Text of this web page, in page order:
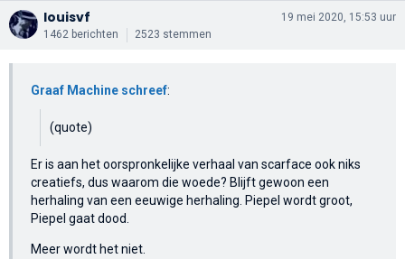
louisvf
1462 berichten 2523 stemmen
19 mei 2020, 15:53 uur
Graaf Machine schreef:
(quote)
Er is aan het oorspronkelijke verhaal van scarface ook niks
creatiefs, dus waarom die woede? Blijft gewoon een
herhaling van een eeuwige herhaling. Piepel wordt groot,
Piepel gaat dood.
Meer wordt het niet.